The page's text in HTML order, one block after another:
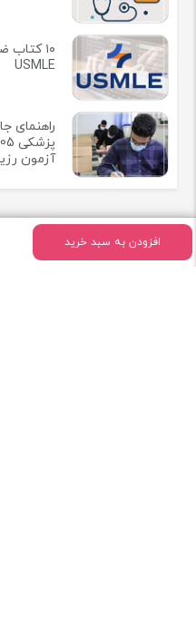
افزودن به سبد خرید
۱۰
USMLE
راهنمای
آزمون
اطلاعات تماس